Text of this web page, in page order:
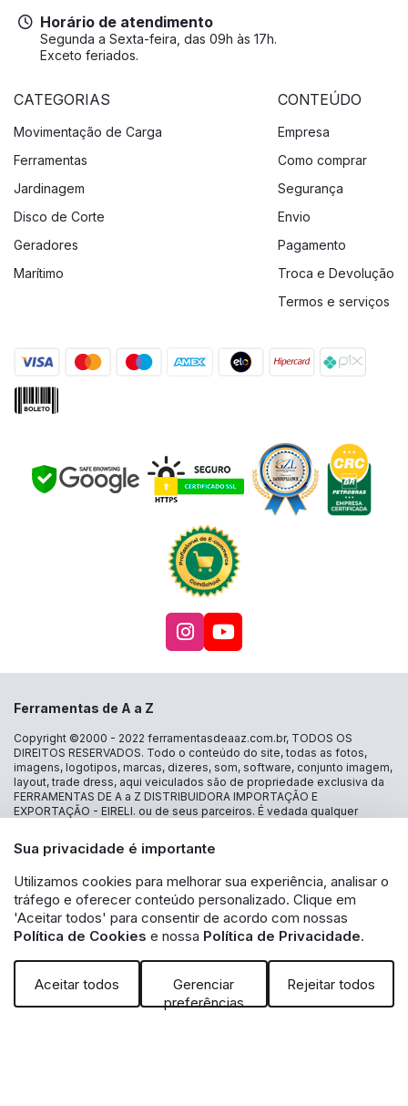
Horário de atendimento
Segunda a Sexta-feira, das 09h às 17h.
Exceto feriados.
CATEGORIAS
Movimentação de Carga
Ferramentas
Jardinagem
Disco de Corte
Geradores
Marítimo
CONTEÚDO
Empresa
Como comprar
Segurança
Envio
Pagamento
Troca e Devolução
Termos e serviços
Sua privacidade é importante
Utilizamos cookies para melhorar sua experiência, analisar o
tráfego e oferecer conteúdo personalizado. Clique em
'Aceitar todos' para consentir de acordo com nossas
Política de Cookies e nossa Política de Privacidade.
Aceitar todos
Gerenciar
preferências
Rejeitar todos
Acesse nosso
Acesse nosso
Ferramentas de A a Z
Copyright ©2000 - 2022 ferramentasdeaaz.com.br, TODOS OS
DIREITOS RESERVADOS. Todo o conteúdo do site, todas as fotos,
imagens, logotipos, marcas, dizeres, som, software, conjunto imagem,
layout, trade dress, aqui veiculados são de propriedade exclusiva da
FERRAMENTAS DE A a Z DISTRIBUIDORA IMPORTAÇÃO E
EXPORTAÇÃO - EIRELI. ou de seus parceiros. É vedada qualquer
expressa autorização. A violação de qualquer direito mencionado
implicará na responsabilização cível e criminal nos termos da Lei.
EXPORTAÇÃO - EIRELI - CNPJ: 30.356.735/0001-13 - Estrada das
Lágrimas 1986 loja 16 - Jd São Caetano - São Caetano do Sul - SP CEP
09580-500 - A inclusão no carrinho não garante o preço e/ou a
disponibilidade do produto. Caso os produtos apresentem
divergências de valores, o preço válido é o exibido na tela de
Powered by: